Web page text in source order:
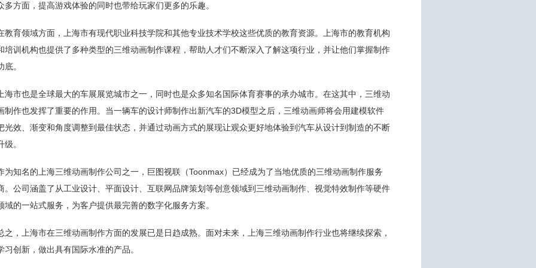
多方面，提高游戏体验的同时也带给玩家们更多的乐趣。
教育领域方面，上海市有现代职业科技学院和其他专业技术学校这些优质的教育资源。上海市的教育机构
培训机构也提供了多种类型的三维动画制作课程，帮助人才们不断深入了解这项行业，并让他们掌握制作
底。
海市也是全球最大的车展展览城市之一，同时也是众多知名国际体育赛事的承办城市。在这其中，三维动
制作也发挥了重要的作用。当一辆车的设计师制作出新汽车的3D模型之后，三维动画师将会用建模软件
光效、渐变和角度调整到最佳状态，并通过动画方式的展现让观众更好地体验到汽车从设计到制造的不断
级。
为知名的上海三维动画制作公司之一，巨图视联（Toonmax）已经成为了当地优质的三维动画制作服务
。公司涵盖了从工业设计、平面设计、互联网品牌策划等创意领域到三维动画制作、视觉特效制作等硬件
域的一站式服务，为客户提供最完善的数字化服务方案。
之，上海市在三维动画制作方面的发展已是日趋成熟。面对未来，上海三维动画制作行业也将继续探索，
习创新，做出具有国际水准的产品。